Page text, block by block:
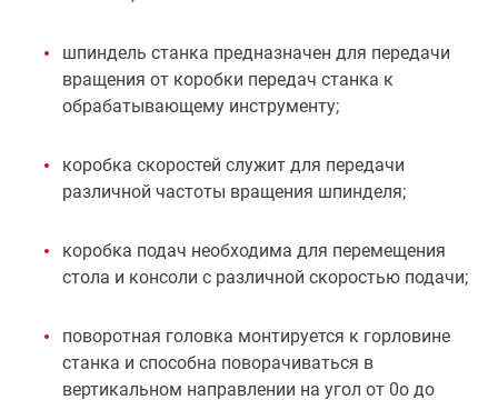
шпиндель станка предназначен для передачи
вращения от коробки передач станка к
обрабатывающему инструменту;
коробка скоростей служит для передачи
различной частоты вращения шпинделя;
коробка подач необходима для перемещения
стола и консоли с различной скоростью подачи;
поворотная головка монтируется к горловине
станка и способна поворачиваться в
вертикальном направлении на угол от 0о до